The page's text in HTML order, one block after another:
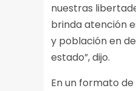
nuestras
brinda atención
y población en
estado”, dijo.
En un formato